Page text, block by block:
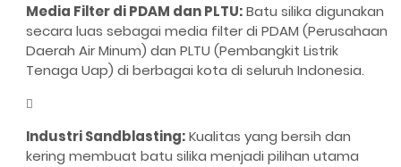
Media Filter di PDAM dan PLTU:Batu silika digunakan
secara luas sebagai media filter di PDAM (Perusahaan
Daerah Air Minum) dan PLTU (Pembangkit Listrik
Tenaga Uap) di berbagai kota di seluruh Indonesia.
Industri Sandblasting:Kualitas yang bersih dan
kering membuat batu silika menjadi pilihan utama